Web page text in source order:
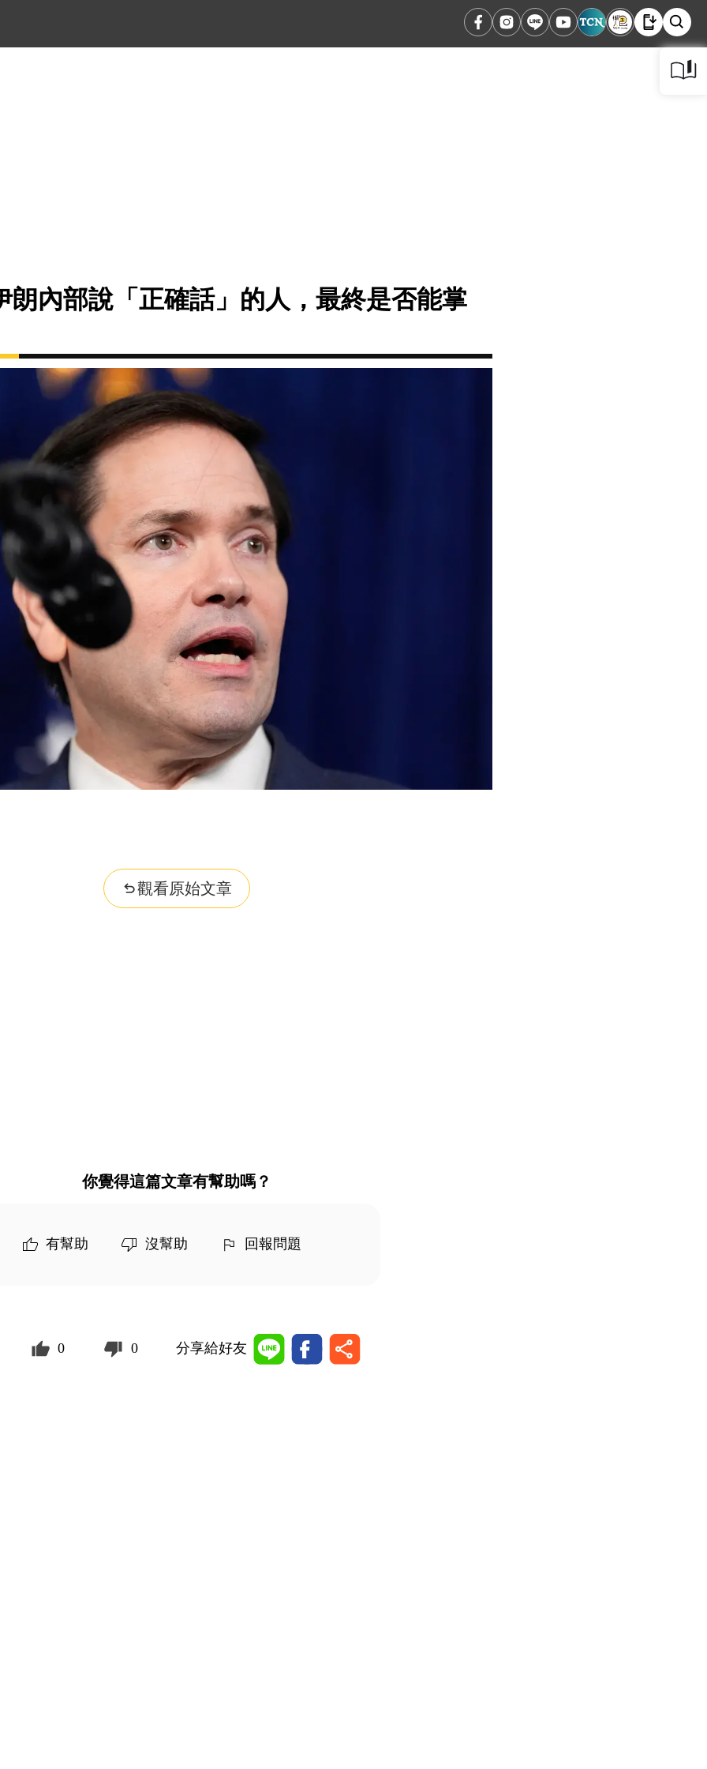
朗內部說「正確話」的人，最終是否能掌
觀看原始文章
你覺得這篇文章有幫助嗎？
有幫助 沒幫助 回報問題
0 0 分享給好友